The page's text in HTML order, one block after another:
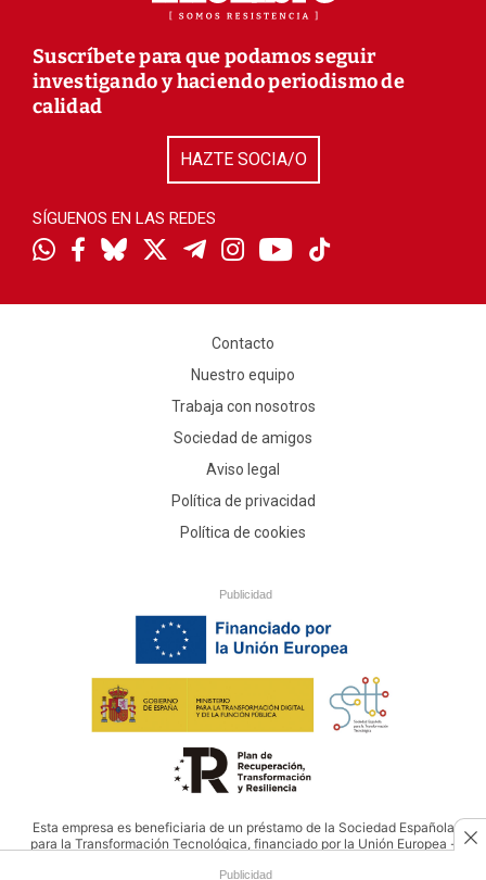
Publicidad
Suscríbete para que podamos seguir
investigando y haciendo periodismo de
calidad
HAZTE SOCIA/O
SÍGUENOS EN LAS REDES
Contacto
Nuestro equipo
Trabaja con nosotros
Sociedad de amigos
Aviso legal
Política de privacidad
Política de cookies
Publicidad
Esta empresa es beneficiaria de un préstamo de la Sociedad Española
para la Transformación Tecnológica, financiado por la Unión Europea -